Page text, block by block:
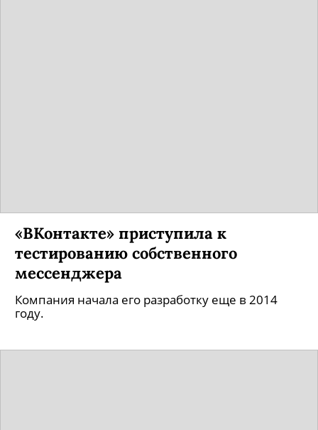
«ВКонтакте» приступила к
тестированию собственного
мессенджера
Компания начала его разработку еще в 2014
году.